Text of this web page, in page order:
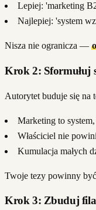
Lepiej: 'marketing
Najlepiej: 'system
Nisza nie ogranicza —
Krok 2: Sformułuj
Autorytet buduje się
Marketing to
Właściciel nie
Kumulacja małych
Twoje tezy powinny być
Krok 3: Zbuduj